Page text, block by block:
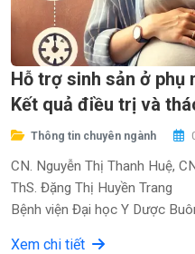
Hỗ trợ sinh sản ở phụ
Kết quả điều trị và
Thông tin chuyên ngành
CN. Nguyễn Thị Thanh Huệ,
ThS. Đặng Thị Huyền Trang
Bệnh viện Đại học Y Dược Buôn Ma Thuột
Xem chi tiết